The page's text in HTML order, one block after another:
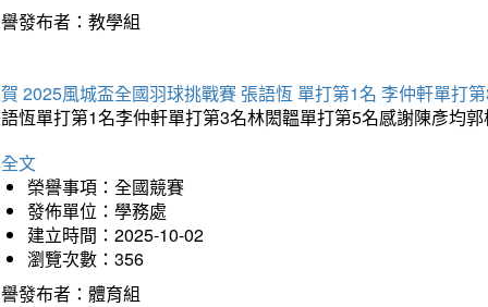
發布者：教學組
2025風城盃全國羽球挑戰賽 張語恆 單打第1名 李仲軒單打
恆單打第1名李仲軒單打第3名林閎韞單打第5名感謝陳彥均
文
榮譽事項：全國競賽
發佈單位：學務處
建立時間：2025-10-02
瀏覽次數：356
發布者：體育組